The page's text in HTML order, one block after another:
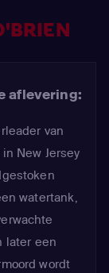
aflevering:
van
New Jersey
watertank,
later een
wordt